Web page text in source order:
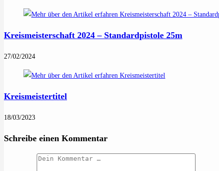
Kreismeisterschaft 2024 – Standardpistole 25m
27/02/2024
Kreismeistertitel
18/03/2023
Schreibe einen Kommentar